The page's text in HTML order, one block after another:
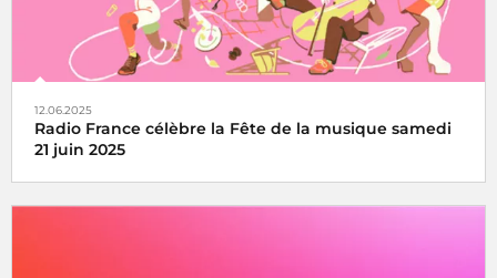
12.06.2025
Radio France célèbre la Fête de la musique samedi
21 juin 2025